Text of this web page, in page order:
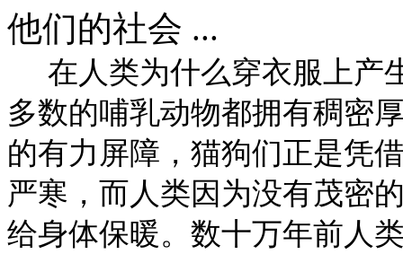
他们的社会 ...
在人类为什么穿衣服上产
多数的哺乳动物都拥有稠密
的有力屏障，猫狗们正是凭
严寒，而人类因为没有茂密
给身体保暖。数十万年前人